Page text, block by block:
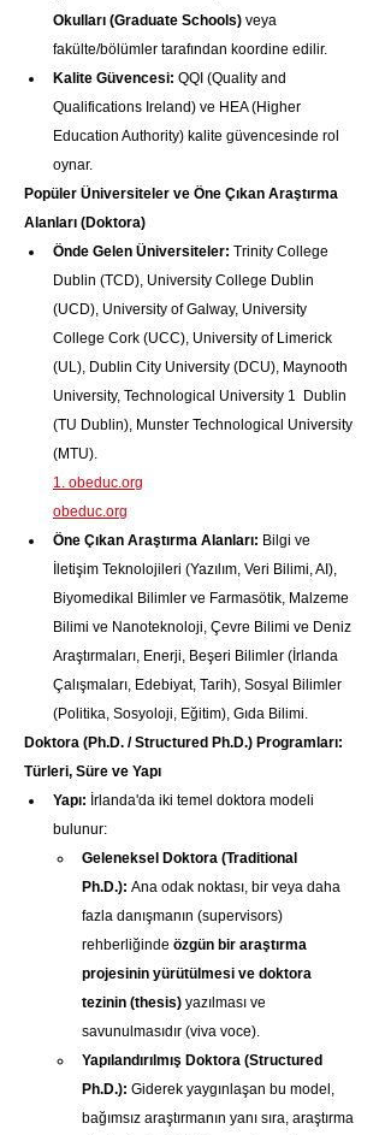
Okulları (Graduate Schools) veya
fakülte/bölümler tarafından koordine edilir.
Kalite Güvencesi: QQI (Quality and
Qualifications Ireland) ve HEA (Higher
Education Authority) kalite güvencesinde rol
oynar.
Popüler Üniversiteler ve Öne Çıkan Araştırma
Alanları (Doktora)
Önde Gelen Üniversiteler: Trinity College
Dublin (TCD), University College Dublin
(UCD), University of Galway, University
College Cork (UCC), University of Limerick
(UL), Dublin City University (DCU), Maynooth
University, Technological University 1  Dublin
(TU Dublin), Munster Technological University
(MTU).
1. obeduc.org
obeduc.org
Öne Çıkan Araştırma Alanları: Bilgi ve
İletişim Teknolojileri (Yazılım, Veri Bilimi, AI),
Biyomedikal Bilimler ve Farmasötik, Malzeme
Bilimi ve Nanoteknoloji, Çevre Bilimi ve Deniz
Araştırmaları, Enerji, Beşeri Bilimler (İrlanda
Çalışmaları, Edebiyat, Tarih), Sosyal Bilimler
(Politika, Sosyoloji, Eğitim), Gıda Bilimi.
Doktora (Ph.D. / Structured Ph.D.) Programları:
Türleri, Süre ve Yapı
Yapı: İrlanda'da iki temel doktora modeli
bulunur:
Geleneksel Doktora (Traditional
Ph.D.): Ana odak noktası, bir veya daha
fazla danışmanın (supervisors)
rehberliğinde özgün bir araştırma
projesinin yürütülmesi ve doktora
tezinin (thesis) yazılması ve
savunulmasıdır (viva voce).
Yapılandırılmış Doktora (Structured
Ph.D.): Giderek yaygınlaşan bu model,
bağımsız araştırmanın yanı sıra, araştırma